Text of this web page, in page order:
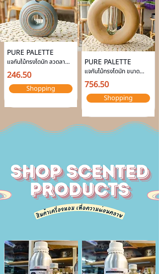
PURE PALETTE
แจกันไม้ทรงโดนัท ลวดลาย
เส้น
246.50
Shopping
PURE PALETTE
แจกันไม้ทรงโดนัท ขนาด
ใหญ่
756.50
Shopping